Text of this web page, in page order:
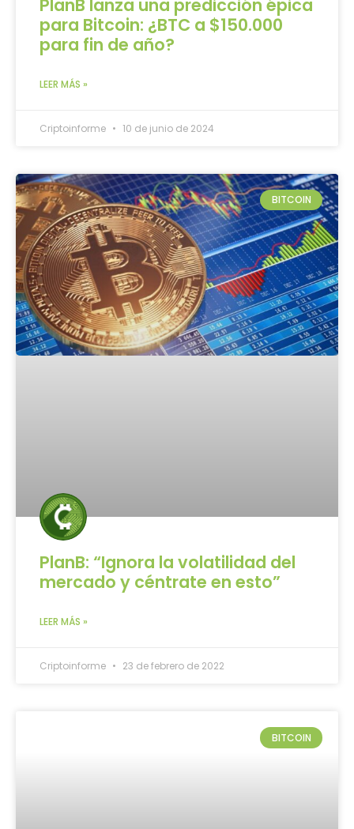
PlanB lanza una predicción épica
para Bitcoin: ¿BTC a $150.000
para fin de año?
LEER MÁS »
Criptoinforme 10 de junio de 2024
BITCOIN
PlanB: “Ignora la volatilidad del
mercado y céntrate en esto”
LEER MÁS »
Criptoinforme 23 de febrero de 2022
BITCOIN